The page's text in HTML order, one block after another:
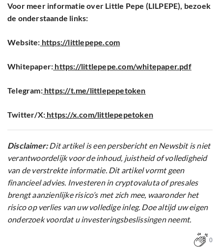
Voor meer informatie over Little Pepe (LILPEPE), bezoek
de onderstaande links:
Website: https://littlepepe.com
Whitepaper: https://littlepepe.com/whitepaper.pdf
Telegram:https://t.me/littlepepetoken
Twitter/X: https://x.com/littlepepetoken
Disclaimer:Dit artikel is een persbericht en Newsbit is niet
verantwoordelijk voor de inhoud, juistheid of volledigheid
van de verstrekte informatie. Dit artikel vormt geen
financieel advies. Investeren in cryptovaluta of presales
brengt aanzienlijke risico’s met zich mee, waaronder het
risico op verlies van uw volledige inleg. Doe altijd uw eigen
onderzoek voordat u investeringsbeslissingen neemt.
0